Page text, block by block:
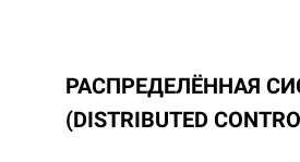
РАСПРЕДЕЛЁННАЯ
(DISTRIBUTED